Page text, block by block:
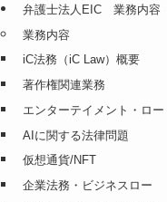
弁護士法人EIC 業務内容
業務内容
iC法務（iC Law）概要
著作権関連業務
エンターテイメント・ロー
AIに関する法律問題
仮想通貨/NFT
企業法務・ビジネスロー